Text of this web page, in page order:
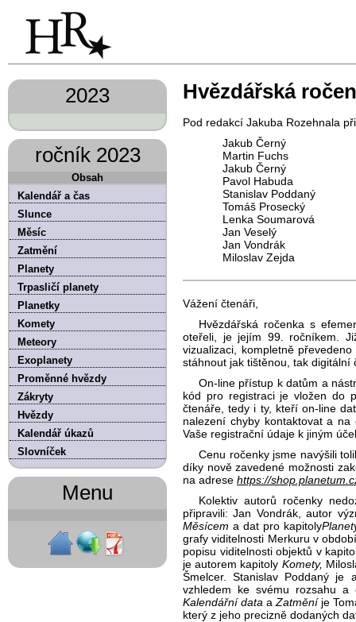
2023
ročník 2023
Obsah
Kalendář a čas
Slunce
Měsíc
Zatmění
Planety
Trpasličí planety
Planetky
Komety
Meteory
Exoplanety
Proměnné hvězdy
Zákryty
Hvězdy
Kalendář úkazů
Slovníček
Menu
Hvězdářská
Pod redakcí Jakuba Rozehnala
Jakub Černý
Martin Fuchs
Jakub Černý
Pavol Habuda
Stanislav Poddaný
Tomáš Prosecký
Lenka Soumarová
Jan Veselý
Jan Vondrák
Miloslav Zejda
Vážení čtenáři,
Hvězdářská ročenka s
oteřeli, je jejím 99. ročníkem.
vizualizaci, kompletně
stáhnout jak tištěnou, tak
On-line přístup k datům a
kód pro registraci je vložen do
čtenáře, tedy i ty, kteří on-line
nalezení chyby kontaktovat a
Vaše registrační údaje k jiným
Cenu ročenky jsme navýšili
díky nově zavedené možnosti
na adrese https://
Kolektiv autorů ročenky
připravili: Jan Vondrák, autor
Měsícem a dat pro kapitoly
grafy viditelnosti Merkuru v
popisu viditelnosti objektů v
je autorem kapitoly Komety,
Šmelcer. Stanislav Poddaný je
vzhledem ke svému rozsahu a
Kalendářní data a Zatměníje
který z jeho precizně dodaných